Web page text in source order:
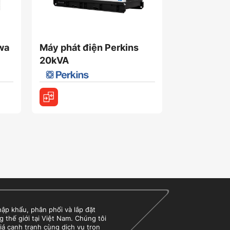
Máy phát điện Perkins
20kVA
khẩu, phân phối và lắp đặt
thế giới tại Việt Nam. Chúng tôi
cạnh tranh cùng dịch vụ trọn